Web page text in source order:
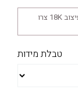
להצעת מחיר ליהלום טבעי עם תעודת GIA ובעיצוב 18K צרו
טבלת מידות